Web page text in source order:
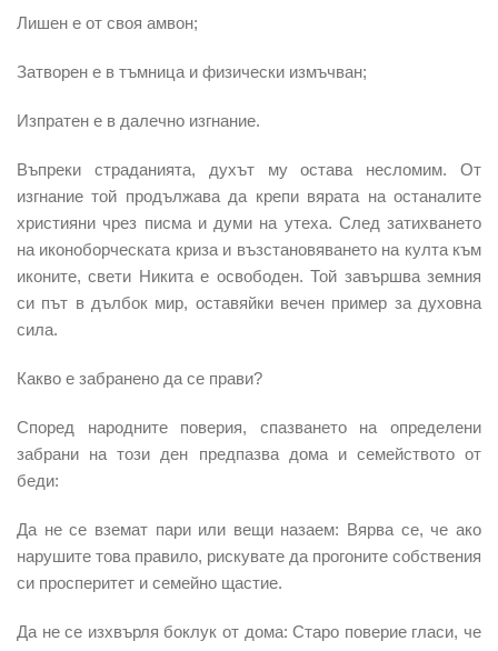
Лишен е от своя амвон;
Затворен е в тъмница и физически измъчван;
Изпратен е в далечно изгнание.
Въпреки страданията, духът му остава несломим. От
изгнание той продължава да крепи вярата на останалите
християни чрез писма и думи на утеха. След затихването
на иконоборческата криза и възстановяването на култа към
иконите, свети Никита е освободен. Той завършва земния
си път в дълбок мир, оставяйки вечен пример за духовна
сила.
Какво е забранено да се прави?
Според народните поверия, спазването на определени
забрани на този ден предпазва дома и семейството от
беди:
Да не се вземат пари или вещи назаем: Вярва се, че ако
нарушите това правило, рискувате да прогоните собствения
си просперитет и семейно щастие.
Да не се изхвърля боклук от дома: Старо поверие гласи, че